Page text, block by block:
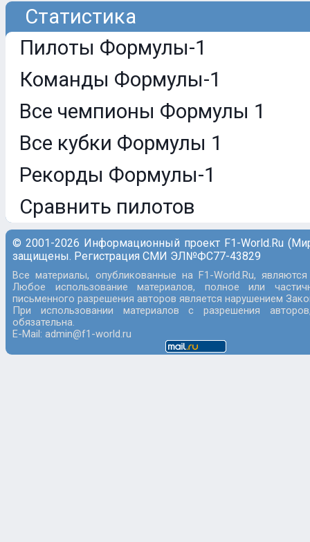
Статистика
Пилоты Формулы-1
Команды Формулы-1
Все чемпионы Формулы 1
Все кубки Формулы 1
Рекорды Формулы-1
Сравнить пилотов
© 2001-2026 Информационный проект F1-World.Ru
защищены. Регистрация СМИ ЭЛ№ФС77-43829
Все материалы, опубликованные на F1-World.Ru,
Любое использование материалов, полное или
письменного разрешения авторов является нарушением
При использовании материалов с разрешения
обязательна.
E-Mail: admin@f1-world.ru